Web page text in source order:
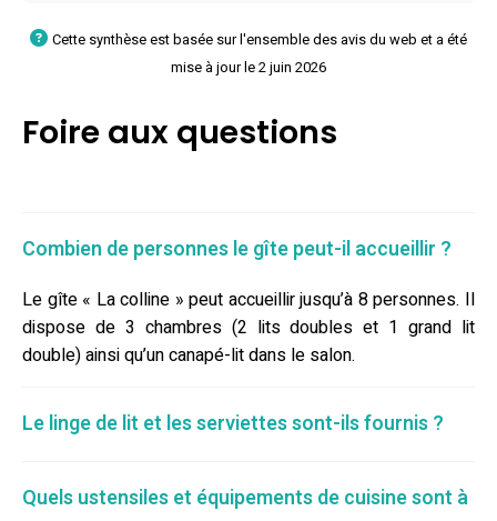
Cette synthèse est basée sur l'ensemble des avis du web et a été
mise à jour le 2 juin 2026
Foire aux questions
Combien de personnes le gîte peut-il accueillir ?
Le gîte « La colline » peut accueillir jusqu’à 8 personnes. Il
dispose de 3 chambres (2 lits doubles et 1 grand lit
double) ainsi qu’un canapé-lit dans le salon.
Le linge de lit et les serviettes sont-ils fournis ?
Quels ustensiles et équipements de cuisine sont à